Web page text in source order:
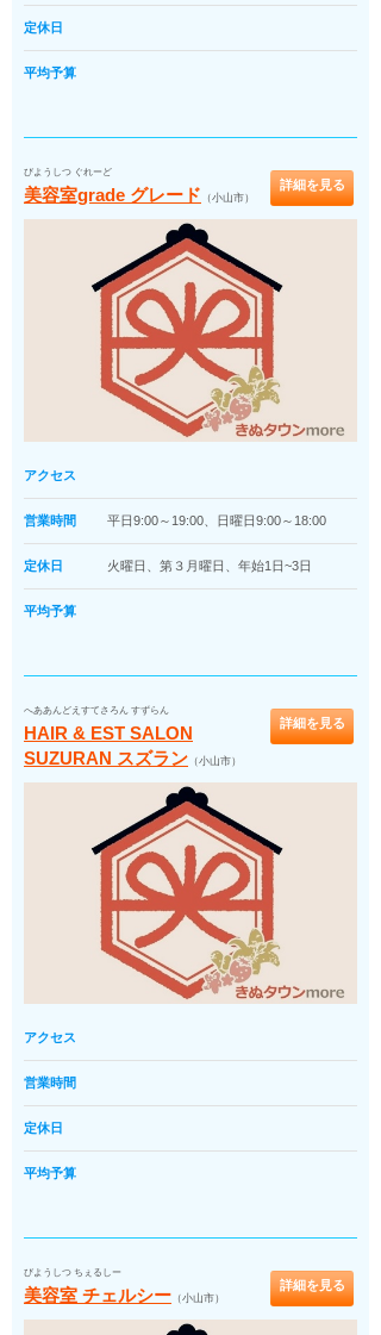
定休日
平均予算
びようしつ ぐれーど
美容室grade グレード （小山市）
詳細を見る
アクセス
営業時間 平日9:00～19:00、日曜日9:00～18:00
定休日 火曜日、第３月曜日、年始1日~3日
平均予算
へああんどえすてさろん すずらん
HAIR & EST SALON
SUZURAN スズラン （小山市）
詳細を見る
アクセス
営業時間
定休日
平均予算
びようしつ ちぇるしー
美容室 チェルシー （小山市）
詳細を見る